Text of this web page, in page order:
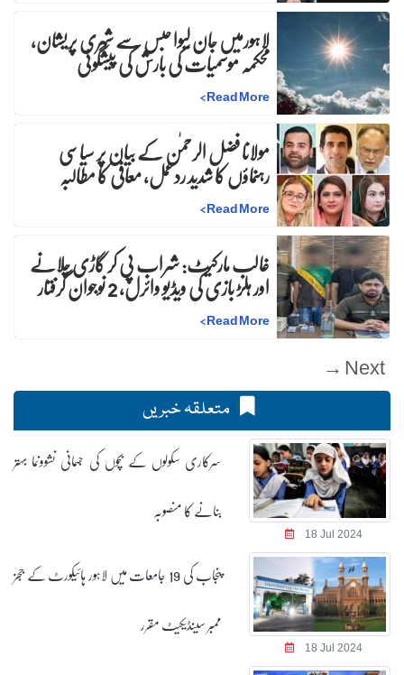
لاہورمیں جان لیوا حبس سے شہری پریشان،
محکمہ موسمیات کی بارش کی پیشگوئی
Read More
>
مولانا فضل الرحمٰن کے بیان پر سیاسی
رہنماؤں کا شدید ردعمل، معافی کا مطالبہ
Read More
>
غالب مارکیٹ: شراب پی کر گاڑی چلانے
اور ہلڑ بازی کی ویڈیو وائرل، 2 نوجوان گرفتار
Read More
>
Next →
متعلقہ خبریں
18 Jul 2024
سرکاری سکولوں کے بچوں کی جسمانی نشوونما بہتر
بنانے کا منصوبہ
18 Jul 2024
پنجاب کی 19 جامعات میں لاہور ہائیکورٹ کے ججز
ممبر سینڈیکیٹ مقرر